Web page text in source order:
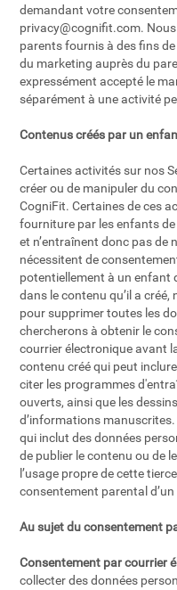
demandant votre
privacy@cognifit.com.
parents fournis à des fins
du marketing auprès du
expressément accepté le
séparément à une activité
Contenus créés par un
Certaines activités sur nos
créer ou de manipuler du
CogniFit. Certaines de ces
fourniture par les enfants
et n’entraînent donc pas
nécessitent de
potentiellement à un enfant
dans le contenu qu’il a
pour supprimer toutes les
chercherons à obtenir le
courrier électronique avant
contenu créé qui peut
citer les programmes
ouverts, ainsi que les
d’informations manuscrites.
qui inclut des données
de publier le contenu ou de
l’usage propre de cette
consentement parental
Au sujet du consentement
Consentement par courrier
collecter des données